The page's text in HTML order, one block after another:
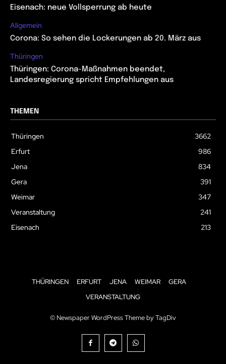
Eisenach: neue Vollsperrung ab heute
Allgemein
Corona: So sehen die Lockerungen ab 20. März aus
Thüringen
Thüringen: Corona-Maßnahmen beendet,
Landesregierung spricht Empfehlungen aus
THEMEN
Thüringen
3662
Erfurt
986
Jena
834
Gera
391
Weimar
347
Veranstaltung
241
Eisenach
213
THÜRINGEN ERFURT JENA WEIMAR
GERA
VERANSTALTUNG
© Newspaper WordPress Theme by TagDiv